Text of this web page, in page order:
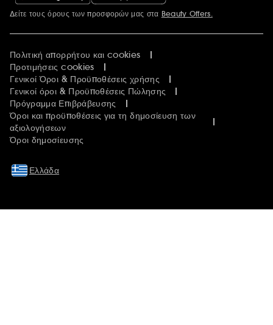
Περισσότερες πληροφορίες
Δείτε τους όρους των προσφορών μας στα Beauty Offers.
Πολιτική απορρήτου και cookies
Προτιμήσεις cookies
Γενικοί Όροι & Προϋποθέσεις χρήσης
Γενικοί όροι & Προϋποθέσεις Πώλησης
Πρόγραμμα Επιβράβευσης
Όροι και προϋποθέσεις για τη δημοσίευση των
αξιολογήσεων
Όροι δημοσίευσης
Ελλάδα